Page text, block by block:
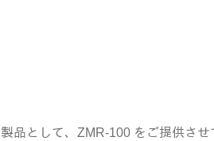
品として、ZMR-100 をご提供させ